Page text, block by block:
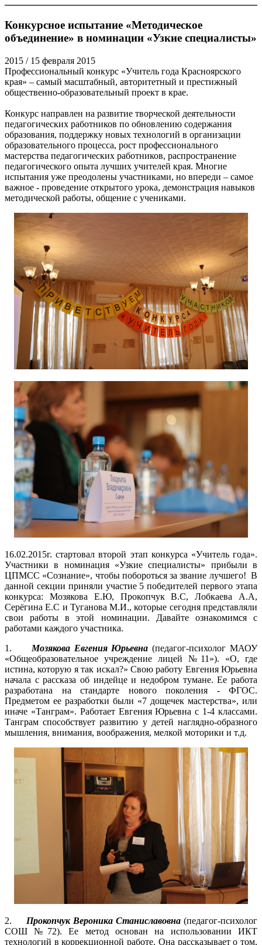
Конкурсное испытание «Методическое
объединение» в номинации «Узкие специалисты»
2015 / 15 февраля 2015
Профессиональный конкурс «Учитель года Красноярского
края» – самый масштабный, авторитетный и престижный
общественно-образовательный проект в крае.
Конкурс направлен на развитие творческой деятельности
педагогических работников по обновлению содержания
образования, поддержку новых технологий в организации
образовательного процесса, рост профессионального
мастерства педагогических работников, распространение
педагогического опыта лучших учителей края. Многие
испытания уже преодолены участниками, но впереди – самое
важное - проведение открытого урока, демонстрация навыков
методической работы, общение с учениками.
16.02.2015г. стартовал второй этап конкурса «Учитель года».
Участники в номинация «Узкие специалисты» прибыли в
ЦПМСС «Сознание», чтобы побороться за звание лучшего! В
данной секции приняли участие 5 победителей первого этапа
конкурса: Мозякова Е.Ю, Прокопчук В.С, Лобкаева А.А,
Серёгина Е.С и Туганова М.И., которые сегодня представляли
свои работы в этой номинации. Давайте ознакомимся с
работами каждого участника.
1. Мозякова Евгения Юрьевна (педагог-психолог МАОУ
«Общеобразовательное учреждение лицей №11»). «О, где
истина, которую я так искал?» Свою работу Евгения Юрьевна
начала с рассказа об индейце и недобром тумане. Ее работа
разработана на стандарте нового поколения - ФГОС.
Предметом ее разработки были «7 дощечек мастерства», или
иначе «Танграм». Работает Евгения Юрьевна с 1-4 классами.
Танграм способствует развитию у детей наглядно-образного
мышления, внимания, воображения, мелкой моторики и т.д.
2. Прокопчук Вероника Станиславовна (педагог-психолог
СОШ №72). Ее метод основан на использовании ИКТ
технологий в коррекционной работе. Она рассказывает о том,